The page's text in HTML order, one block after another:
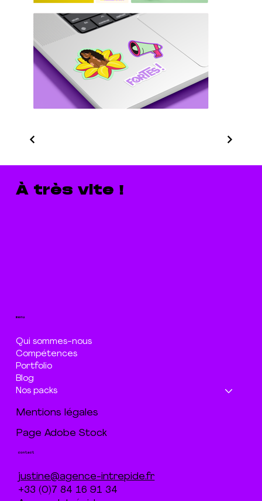
À très vite !
menu
Qui sommes-nous
Compétences
Portfolio
Blog
Nos packs
Mentions légales
Page Adobe Stock
contact
justine@agence-intrepide.fr
+33 (0)7 84 16 91 34